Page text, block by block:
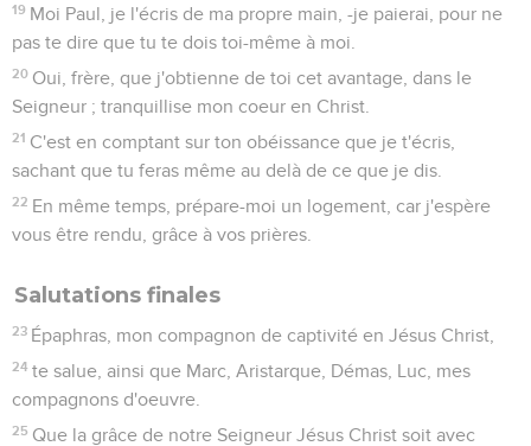
19 Moi Paul, je l'écris de ma propre main, -je paierai, pour ne
pas te dire que tu te dois toi-même à moi.
20 Oui, frère, que j'obtienne de toi cet avantage, dans le
Seigneur ; tranquillise mon coeur en Christ.
21 C'est en comptant sur ton obéissance que je t'écris,
sachant que tu feras même au delà de ce que je dis.
22 En même temps, prépare-moi un logement, car j'espère
vous être rendu, grâce à vos prières.
Salutations finales
23 Épaphras, mon compagnon de captivité en Jésus Christ,
24 te salue, ainsi que Marc, Aristarque, Démas, Luc, mes
compagnons d'oeuvre.
25 Que la grâce de notre Seigneur Jésus Christ soit avec